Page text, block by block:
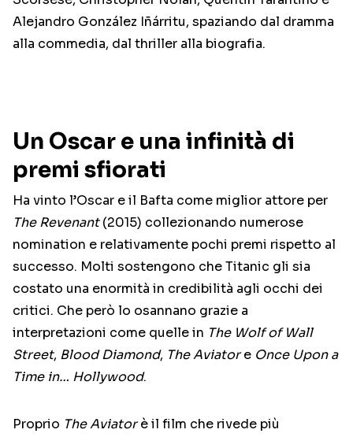
Alejandro González Iñárritu, spaziando dal dramma
alla commedia, dal thriller alla biografia.
Un Oscar e una infinità di
premi sfiorati
Ha vinto l’Oscar e il Bafta come miglior attore per
The Revenant(2015) collezionando numerose
nomination e relativamente pochi premi rispetto al
successo. Molti sostengono che Titanic gli sia
costato una enormità in credibilità agli occhi dei
critici. Che però lo osannano grazie a
interpretazioni come quelle in The Wolf of Wall
Street, Blood Diamond, The Aviatore Once Upon a
Time in… Hollywood.
Proprio The Aviatorè il film che rivede più